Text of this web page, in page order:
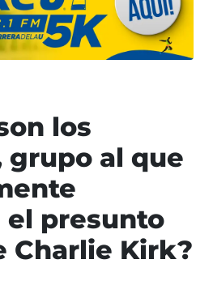
los
grupo al que
el presunto
Charlie Kirk?